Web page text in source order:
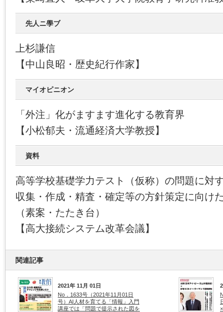
先人ニ學ブ
上杉謙信
【中山良昭・歴史紀行作家】
マイオピニオン
「外注」化がますます進化する教育界
【小松郁夫・流通経済大学教授】
資料
高等学校基礎学力テスト（仮称）の問題に対
収集・作成・精査・確定等の方針策定に向け
（素案・たたき台）
【高大接続システム改革会議】
関連記事
2021年 11月 01日
No．1633号（2021年11月01日
号）AI人材を育てる「情報」入門
講座では「問題で提示された図を